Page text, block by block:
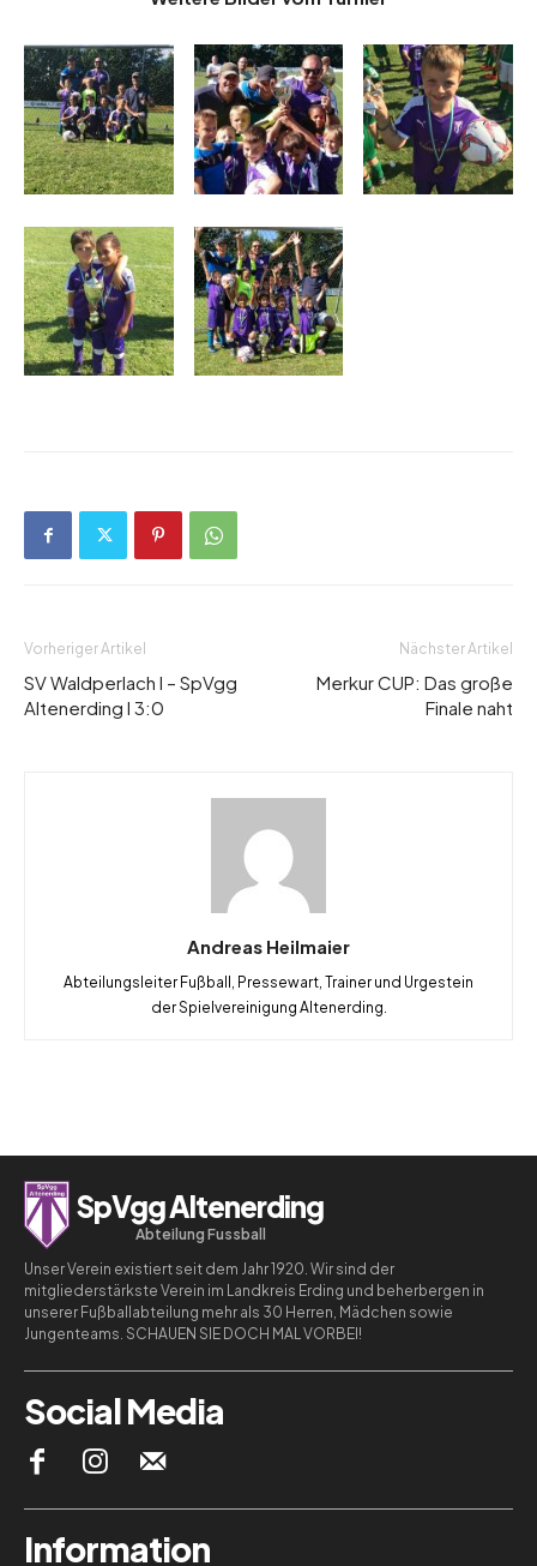
Vorheriger Artikel
SV Waldperlach I – SpVgg
Altenerding I 3:0
Nächster Artikel
Merkur CUP: Das große
Finale naht
Andreas Heilmaier
Abteilungsleiter Fußball, Pressewart, Trainer und Urgestein
der Spielvereinigung Altenerding.
SpVgg Altenerding
Abteilung Fussball
Unser Verein existiert seit dem Jahr 1920. Wir sind der
mitgliederstärkste Verein im Landkreis Erding und beherbergen in
unserer Fußballabteilung mehr als 30 Herren, Mädchen sowie
Jungenteams. SCHAUEN SIE DOCH MAL VORBEI!
Social Media
Information